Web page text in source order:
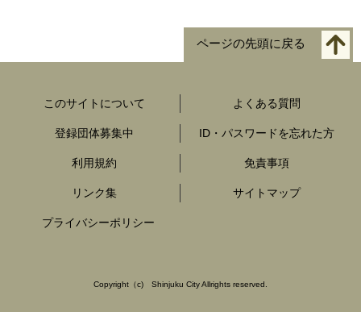
ページの先頭に戻る
このサイトについて よくある質問
登録団体募集中 ID・パスワードを忘れた方
利用規約 免責事項
リンク集 サイトマップ
プライバシーポリシー
Copyright （c) Shinjuku City Allrights reserved.